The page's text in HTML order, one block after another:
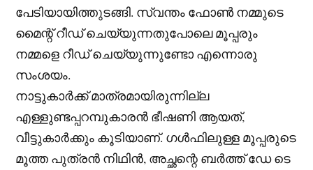
പേടിയായിത്തുടങ്ങി. സ്വന്തം ഫോൺ നമ്മുടെ
മൈന്റ് റീഡ് ചെയ്യുന്നതുപോലെ മൂപ്പരും
നമ്മളെ റീഡ് ചെയ്യുന്നുണ്ടോ എന്നൊരു
സംശയം.
നാട്ടുകാർക്ക് മാത്രമായിരുന്നില്ല
എള്ളുണ്ടപ്പറമ്പുകാരൻ ഭീഷണി ആയത്,
വീട്ടുകാർക്കും കൂടിയാണ്. ഗൾഫിലുള്ള മൂപ്പരുടെ
മൂത്ത പുത്രൻ നിഥിൻ, അച്ഛന്റെ ബർത്ത് ഡേ ടെ